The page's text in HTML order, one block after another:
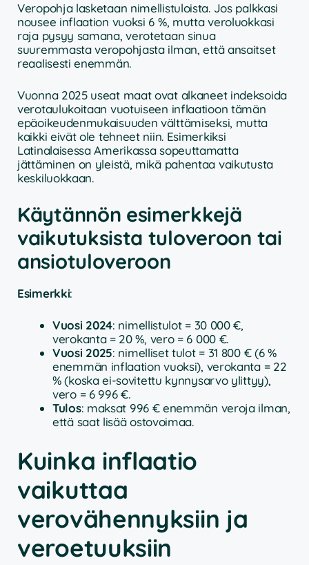
Veropohja lasketaan nimellistuloista. Jos palkkasi
nousee inflaation vuoksi 6 %, mutta veroluokkasi
raja pysyy samana, verotetaan sinua
suuremmasta veropohjasta ilman, että ansaitset
reaalisesti enemmän.
Vuonna 2025 useat maat ovat alkaneet indeksoida
verotaulukoitaan vuotuiseen inflaatioon tämän
epäoikeudenmukaisuuden välttämiseksi, mutta
kaikki eivät ole tehneet niin. Esimerkiksi
Latinalaisessa Amerikassa sopeuttamatta
jättäminen on yleistä, mikä pahentaa vaikutusta
keskiluokkaan.
Käytännön esimerkkejä
vaikutuksista tuloveroon tai
ansiotuloveroon
Esimerkki:
Vuosi 2024: nimellistulot = 30 000 €,
verokanta = 20 %, vero = 6 000 €.
Vuosi 2025: nimelliset tulot = 31 800 € (6 %
enemmän inflaation vuoksi), verokanta = 22
% (koska ei-sovitettu kynnysarvo ylittyy),
vero = 6 996 €.
Tulos: maksat 996 € enemmän veroja ilman,
että saat lisää ostovoimaa.
Kuinka inflaatio
vaikuttaa
verovähennyksiin ja
veroetuuksiin